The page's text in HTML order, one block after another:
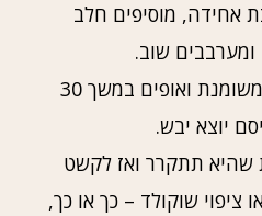
אחידה, מוסיפים חלב
ומערבבים שוב.
יוצקים לתבנית משומנת ואופים במשך 30
יוצא יבש.
שהיא תתקרר ואז לקשט
ציפוי שוקולד – כך או כך,